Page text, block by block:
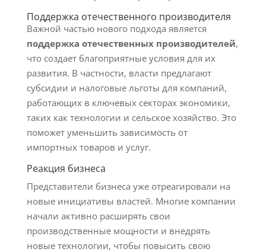
Поддержка отечественного производителя
Важной частью нового подхода является
поддержка отечественных производителей,
что создает благоприятные условия для их
развития. В частности, власти предлагают
субсидии и налоговые льготы для компаний,
работающих в ключевых секторах экономики,
таких как технологии и сельское хозяйство. Это
поможет уменьшить зависимость от
импортных товаров и услуг.
Реакция бизнеса
Представители бизнеса уже отреагировали на
новые инициативы властей. Многие компании
начали активно расширять свои
производственные мощности и внедрять
новые технологии, чтобы повысить свою